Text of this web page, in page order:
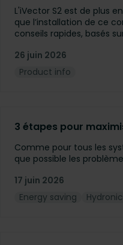
L'iVector S2 est de plus
que l’installation de ce
conseils rapides, basés
26 juin 2026
Product info
3 étapes pour
Comme pour tous les
que possible les
17 juin 2026
Energy saving